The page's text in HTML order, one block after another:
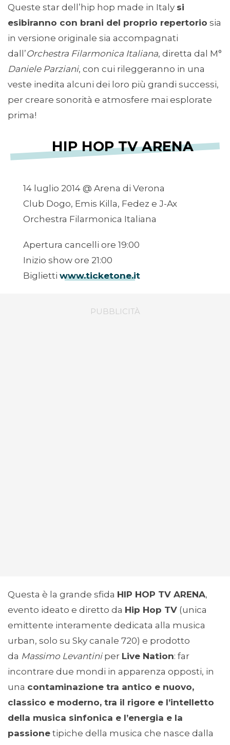
Queste star dell’hip hop made in Italy si
esibiranno con brani del proprio repertorio sia
in versione originale sia accompagnati
dall’Orchestra Filarmonica Italiana, diretta dal M°
Daniele Parziani, con cui rileggeranno in una
veste inedita alcuni dei loro più grandi successi,
per creare sonorità e atmosfere mai esplorate
prima!
HIP HOP TV ARENA
14 luglio 2014 @ Arena di Verona
Club Dogo, Emis Killa, Fedez e J-Ax
Orchestra Filarmonica Italiana
Apertura cancelli ore 19:00
Inizio show ore 21:00
Biglietti www.ticketone.it
Questa è la grande sfida HIP HOP TV ARENA,
evento ideato e diretto da Hip Hop TV (unica
emittente interamente dedicata alla musica
urban, solo su Sky canale 720) e prodotto
da Massimo Levantiniper Live Nation: far
incontrare due mondi in apparenza opposti, in
una contaminazione tra antico e nuovo,
classico e moderno, tra il rigore e l’intelletto
della musica sinfonica e l’energia e la
passione tipiche della musica che nasce dalla